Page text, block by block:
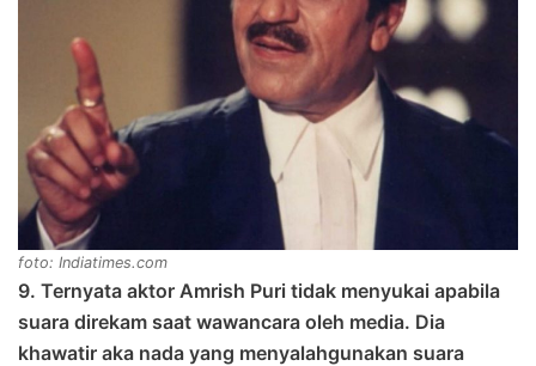
foto: Indiatimes.com
9. Ternyata aktor Amrish Puri tidak menyukai apabila
suara direkam saat wawancara oleh media. Dia
khawatir aka nada yang menyalahgunakan suara